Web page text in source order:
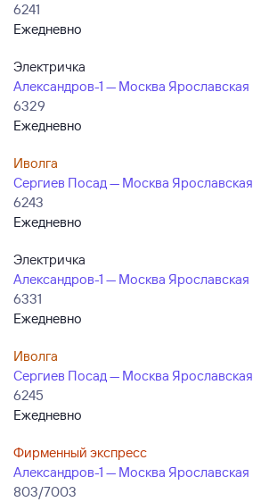
6241
Ежедневно
Электричка
Александров-1 — Москва Ярославская
6329
Ежедневно
Иволга
Сергиев Посад — Москва Ярославская
6243
Ежедневно
Электричка
Александров-1 — Москва Ярославская
6331
Ежедневно
Иволга
Сергиев Посад — Москва Ярославская
6245
Ежедневно
Фирменный экспресс
Александров-1 — Москва Ярославская
803/7003